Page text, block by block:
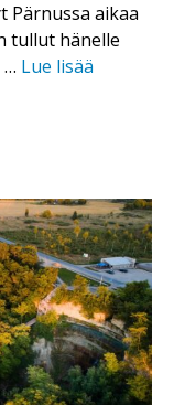
Pärnussa aikaa
tullut hänelle
… Lue lisää